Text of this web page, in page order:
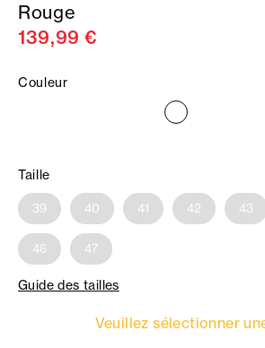
Rouge
139,99 €
Couleur
Taille
39 40 41 42 43
46 47
Guide des tailles
Veuillez sélectionner